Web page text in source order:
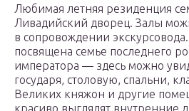
Любимая летняя резиденция
Ливадийский дворец. Залы
в сопровождении
посвящена семье последнего
императора — здесь можно
государя, столовую, спальни,
Великих княжон и другие
красиво выглядят внутренние